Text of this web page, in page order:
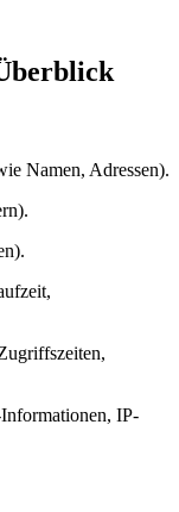
Namen, Adressen).
IP-